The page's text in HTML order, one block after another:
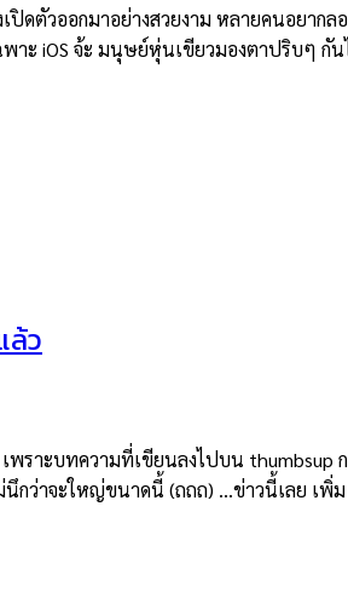
ดตัวออกมาอย่างสวยงาม หลายคนอยาก
าะ iOS จ้ะ มนุษย์หุ่นเขียวมองตาปริบๆ กัน
ล้ว
ราะบทความที่เขียนลงไปบน thumbsup
กว่าจะใหญ่ขนาดนี้ (ถถถ) …ข่าวนี้เลย เพิ่